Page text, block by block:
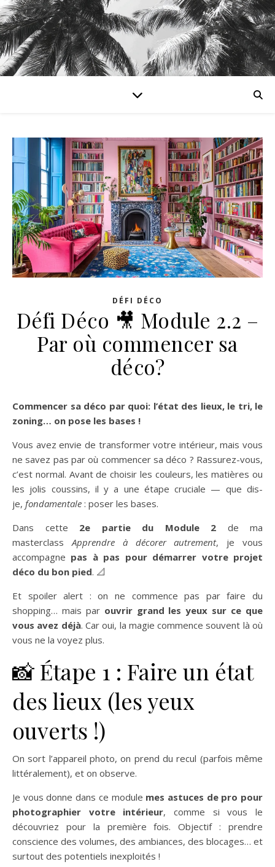
DÉFI DÉCO
Défi Déco 🎥 Module 2.2 –
Par où commencer sa
déco?
Commencer sa déco par quoi: l’état des lieux, le tri, le
zoning… on pose les bases !
Vous avez envie de transformer votre intérieur, mais vous
ne savez pas par où commencer sa déco ? Rassurez-vous,
c’est normal. Avant de choisir les couleurs, les matières ou
les jolis coussins, il y a une étape cruciale — que dis-
je, fondamentale : poser les bases.
Dans cette 2e partie du Module 2 de ma
masterclassApprendre à décorer autrement, je vous
accompagne pas à pas pour démarrer votre projet
déco du bon pied. 📐
Et spoiler alert : on ne commence pas par faire du
shopping… mais par ouvrir grand les yeux sur ce que
vous avez déjà. Car oui, la magie commence souvent là où
vous ne la voyez plus.
📸 Étape 1 : Faire un état
des lieux (les yeux
ouverts !)
On sort l’appareil photo, on prend du recul (parfois même
littéralement), et on observe.
Je vous donne dans ce module mes astuces de pro pour
photographier votre intérieur, comme si vous le
découvriez pour la première fois. Objectif : prendre
conscience des volumes, des ambiances, des blocages… et
surtout des potentiels inexploités !